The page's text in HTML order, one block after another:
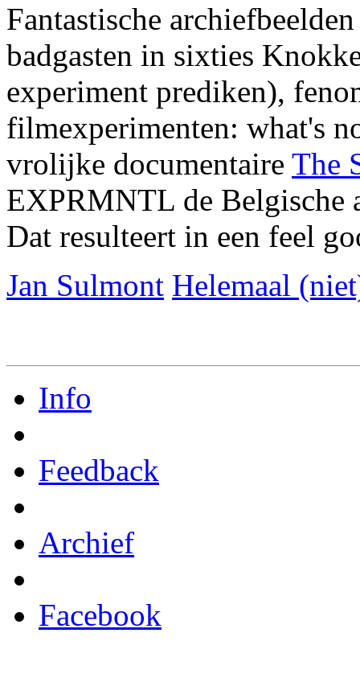
Fantastische
badgasten in sixties
experiment prediken),
filmexperimenten: what's
vrolijke documentaire The
EXPRMNTL de Belgische
Dat resulteert in een feel
Jan Sulmont Helemaal
Info
Feedback
Archief
Facebook